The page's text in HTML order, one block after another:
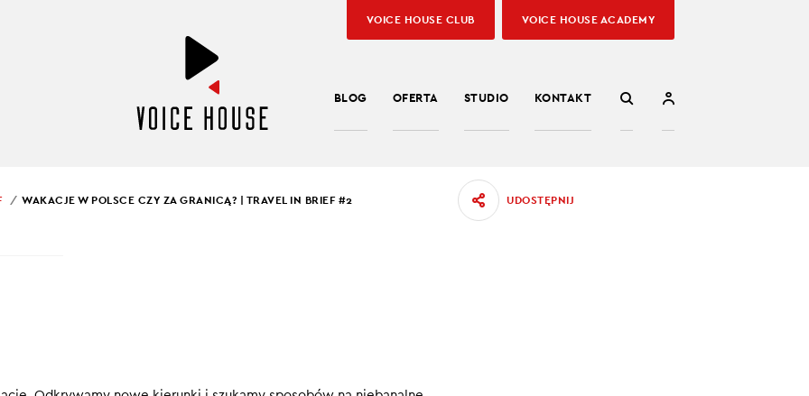
BLOG OFERTA STUDIO KONTAKT
VOICE HOUSE CLUB VOICE HOUSE ACADEMY
WAKACJE W POLSCE CZY ZA GRANICĄ? | TRAVEL IN BRIEF #2 UDOSTĘPNIJ